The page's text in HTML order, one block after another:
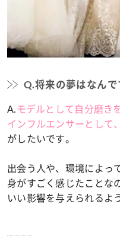
Q.将来の夢はなんで
A.モデルとして自分磨き
インフルエンサーとして
がしたいです。
出会う人や、環境によっ
身がすごく感じたことな
いい影響を与えられるよ